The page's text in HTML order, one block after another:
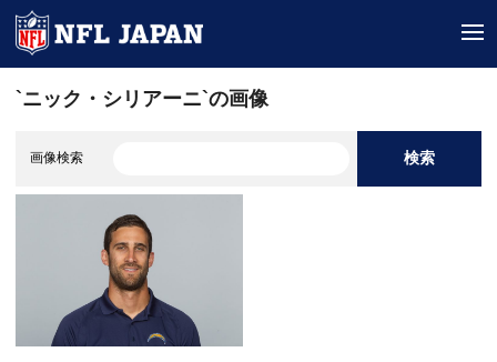
`ニック・シリアーニ`の画像
画像検索 検索